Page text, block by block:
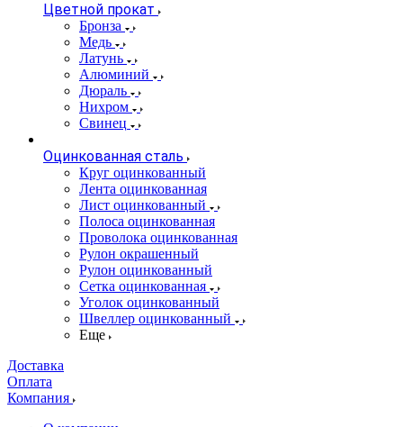
Цветной прокат
Бронза
Медь
Латунь
Алюминий
Дюраль
Нихром
Свинец
Оцинкованная сталь
Круг оцинкованный
Лента оцинкованная
Лист оцинкованный
Полоса оцинкованная
Проволока оцинкованная
Рулон окрашенный
Рулон оцинкованный
Сетка оцинкованная
Уголок оцинкованный
Швеллер оцинкованный
Еще
Доставка
Оплата
Компания